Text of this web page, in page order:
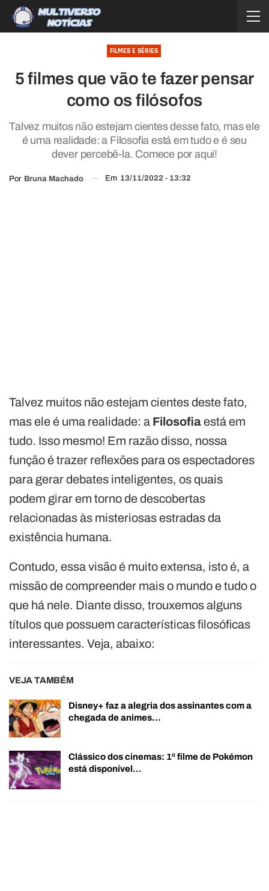
FILMES E SÉRIES
5 filmes que vão te fazer pensar
como os filósofos
Talvez muitos não estejam cientes desse fato, mas ele
é uma realidade: a Filosofia está em tudo e é seu
dever percebê-la. Comece por aqui!
Por Bruna Machado Em 13/11/2022 - 13:32
Talvez muitos não estejam cientes deste fato,
mas ele é uma realidade: a Filosofiaestá em
tudo. Isso mesmo! Em razão disso, nossa
função é trazer reflexões para os espectadores
para gerar debates inteligentes, os quais
podem girar em torno de descobertas
relacionadas às misteriosas estradas da
existência humana.
Contudo, essa visão é muito extensa, isto é, a
missão de compreender mais o mundo e tudo o
que há nele. Diante disso, trouxemos alguns
títulos que possuem características filosóficas
interessantes. Veja, abaixo:
VEJA TAMBÉM
Disney+ faz a alegria dos assinantes com a
chegada de animes…
Clássico dos cinemas: 1º filme de Pokémon
está disponível…